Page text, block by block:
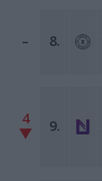
– 8.
4
▼
9.